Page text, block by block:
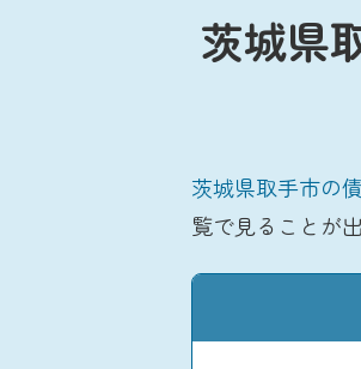
茨城県
茨城県取手市の
覧で見ることが